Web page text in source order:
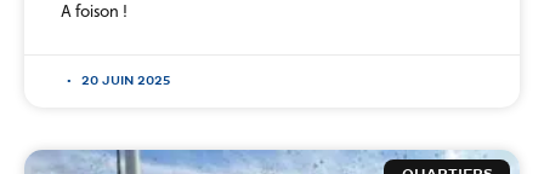
A foison !
20 JUIN 2025